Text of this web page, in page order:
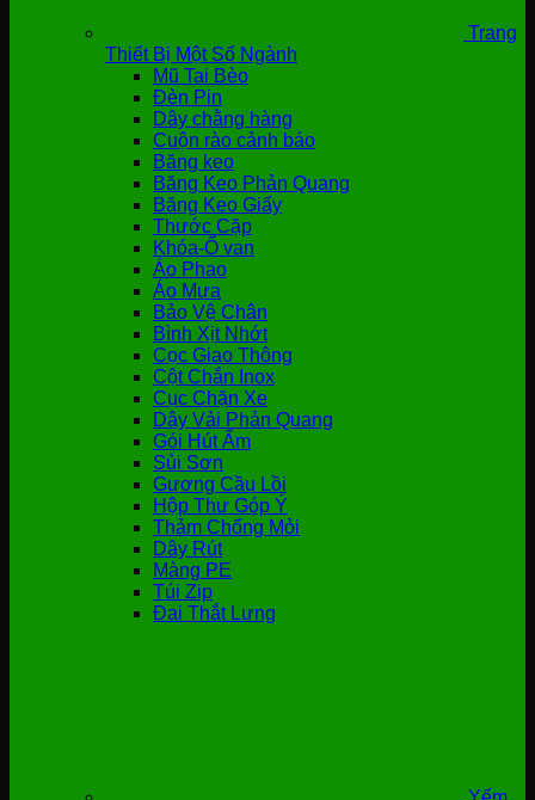
Trang
Thiết Bị Một Số Ngành
Mũ Tai Bèo
Đèn Pin
Dây chằng hàng
Cuộn rào cảnh báo
Băng keo
Băng Keo Phản Quang
Băng Keo Giấy
Thước Cặp
Khóa-Ổ van
Áo Phao
Áo Mưa
Bảo Vệ Chân
Bình Xịt Nhớt
Cọc Giao Thông
Cột Chắn Inox
Cục Chặn Xe
Dây Vải Phản Quang
Gói Hút Ẩm
Sủi Sơn
Gương Cầu Lồi
Hộp Thư Góp Ý
Thảm Chống Mỏi
Dây Rút
Màng PE
Túi Zip
Đai Thắt Lưng